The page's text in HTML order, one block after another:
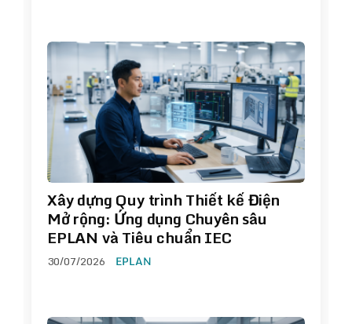
Xây dựng Quy trình Thiết kế Điện
Mở rộng: Ứng dụng Chuyên sâu
EPLAN và Tiêu chuẩn IEC
30/07/2026 EPLAN